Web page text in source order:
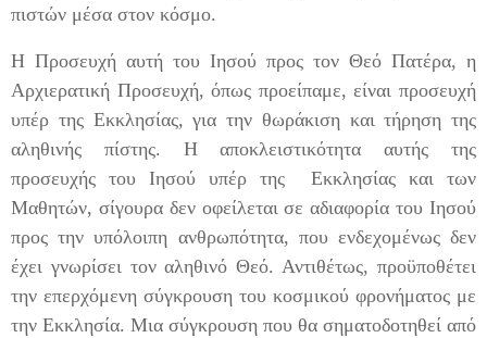
πιστών μέσα στον κόσμο.
Η Προσευχή αυτή του Ιησού προς τον Θεό Πατέρα, η
Αρχιερατική Προσευχή, όπως προείπαμε, είναι προσευχή
υπέρ της Εκκλησίας, για την θωράκιση και τήρηση της
αληθινής πίστης. Η αποκλειστικότητα αυτής της
προσευχής του Ιησού υπέρ της Εκκλησίας και των
Μαθητών, σίγουρα δεν οφείλεται σε αδιαφορία του Ιησού
προς την υπόλοιπη ανθρωπότητα, που ενδεχομένως δεν
έχει γνωρίσει τον αληθινό Θεό. Αντιθέτως, προϋποθέτει
την επερχόμενη σύγκρουση του κοσμικού φρονήματος με
την Εκκλησία. Μια σύγκρουση που θα σηματοδοτηθεί από